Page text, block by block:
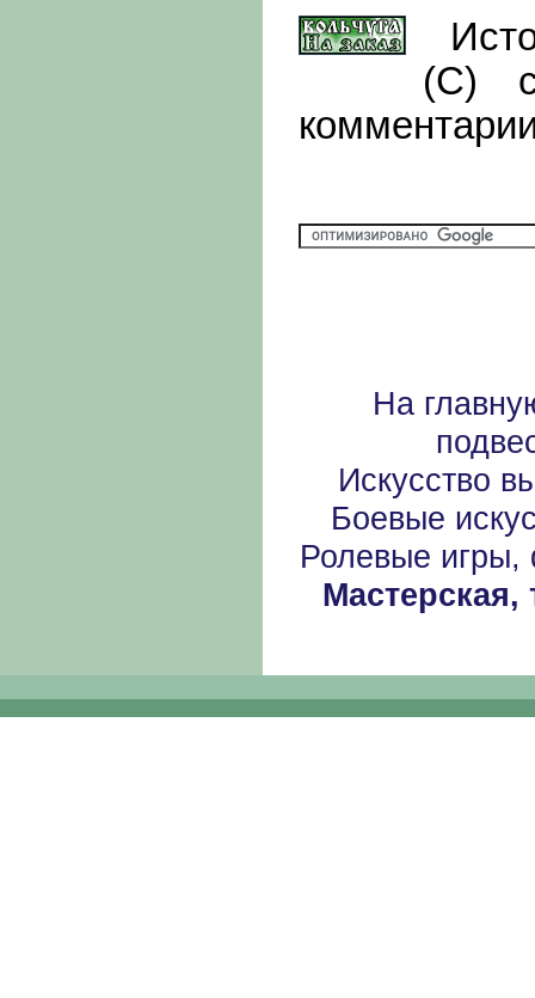
(С)
На
Искусство
Боевые
Ролевые игры,
Мастерская,